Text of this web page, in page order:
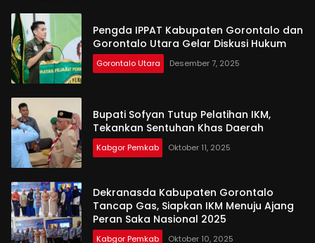
Pengda IPPAT Kabupaten Gorontalo dan
Gorontalo Utara Gelar Diskusi Hukum
Gorontalo Utara Desember 7, 2025
Bupati Sofyan Tutup Pelatihan IKM,
Tekankan Sentuhan Khas Daerah
Kabgor Pemkab Oktober 11, 2025
Dekranasda Kabupaten Gorontalo
Tancap Gas, Siapkan IKM Menuju Ajang
Peran Saka Nasional 2025
Kabgor Pemkab Oktober 10, 2025